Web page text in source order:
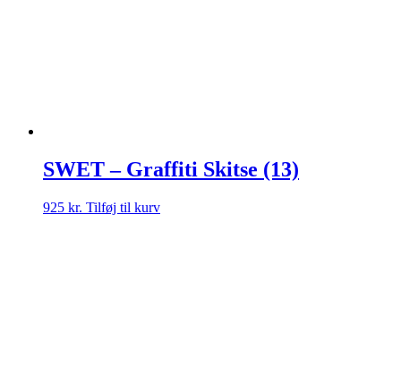
SWET – Graffiti Skitse (13)
925 kr. Tilføj til kurv